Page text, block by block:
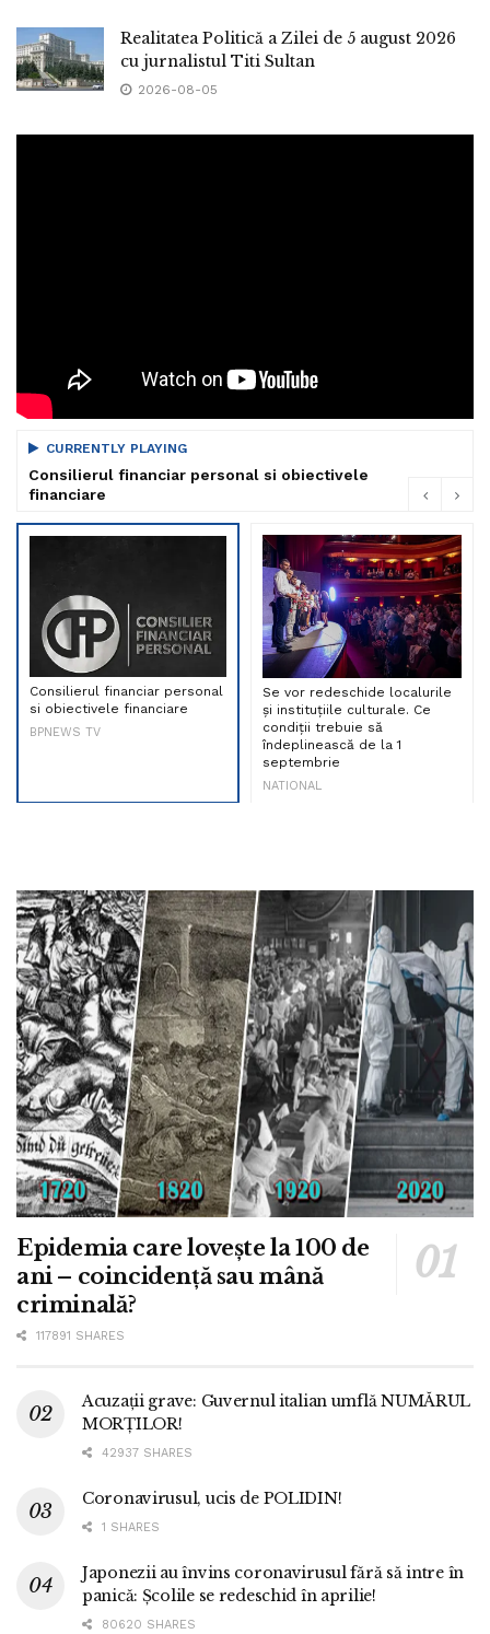
Realitatea Politică a Zilei de 5 august 2026
cu jurnalistul Titi Sultan
2026-08-05
CURRENTLY PLAYING
Consilierul financiar personal si obiectivele
financiare
Consilierul financiar personal
si obiectivele financiare
BPNEWS TV
Se vor redeschide localurile
și instituțiile culturale. Ce
condiții trebuie să
îndeplinească de la 1
septembrie
NATIONAL
Epidemia care lovește la 100 de
ani – coincidență sau mână
criminală?
117891 SHARES
Acuzații grave: Guvernul italian umflă NUMĂRUL
MORȚILOR!
42937 SHARES
Coronavirusul, ucis de POLIDIN!
1 SHARES
Japonezii au învins coronavirusul fără să intre în
panică: Școlile se redeschid în aprilie!
80620 SHARES